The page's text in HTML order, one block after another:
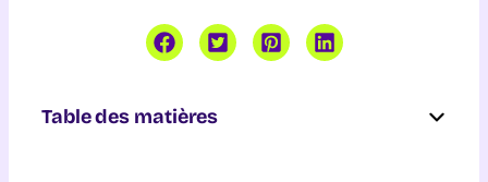
Table des matières